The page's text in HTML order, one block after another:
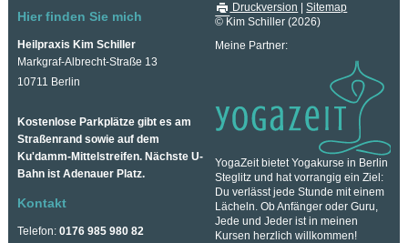
Hier finden Sie mich
Heilpraxis Kim Schiller
Markgraf-Albrecht-Straße 13
10711 Berlin
Kostenlose Parkplätze gibt es am
Straßenrand sowie auf dem
Ku'damm-Mittelstreifen. Nächste U-
Bahn ist Adenauer Platz.
Kontakt
Telefon: 0176 985 980 82
Druckversion
Sitemap
© Kim Schiller (2026)
Meine Partner:
YogaZeit bietet Yogakurse in Berlin
Steglitz und hat vorrangig ein Ziel:
Du verlässt jede Stunde mit einem
Lächeln. Ob Anfänger oder Guru,
Jede und Jeder ist in meinen
Kursen herzlich willkommen!